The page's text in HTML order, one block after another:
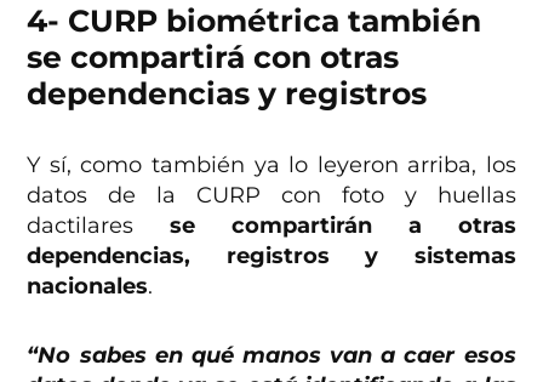
4- CURP biométrica también
se compartirá con otras
dependencias y registros
Y sí, como también ya lo leyeron arriba, los
datos de la CURP con foto y huellas
dactilaresse compartirán a otras
dependencias, registros y sistemas
nacionales.
“No sabes en qué manos van a caer esos